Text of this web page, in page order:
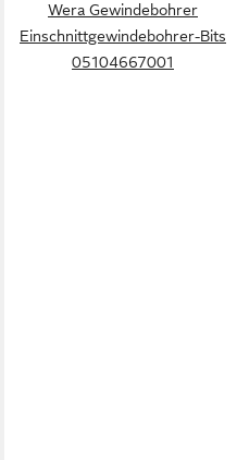
Wera Gewindebohrer
Einschnittgewindebohrer-Bits
05104667001